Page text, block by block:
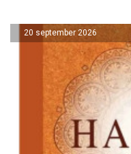
20 september 2026